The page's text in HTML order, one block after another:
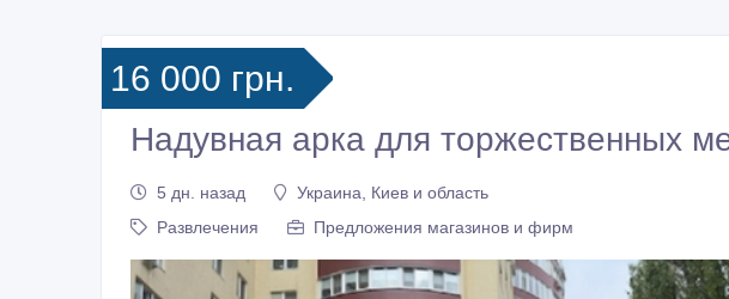
16 000 грн.
Надувная арка для торжественных
5 дн. назад
Украина, Киев и область
Развлечения
Предложения магазинов и фирм